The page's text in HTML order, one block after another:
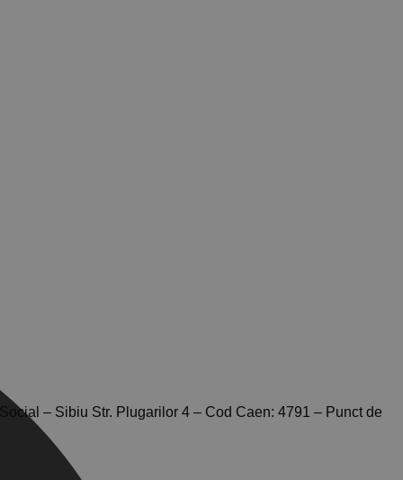
– Sibiu Str. Plugarilor 4 – Cod Caen: 4791 – Punct de